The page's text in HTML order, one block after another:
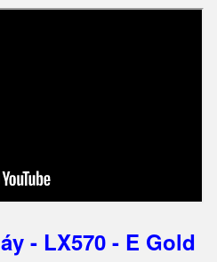
- LX570 - E Gold